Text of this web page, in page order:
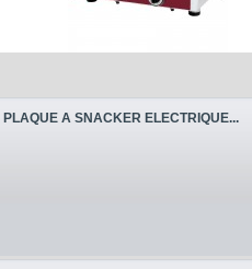
PLAQUE A SNACKER ELECTRIQUE...